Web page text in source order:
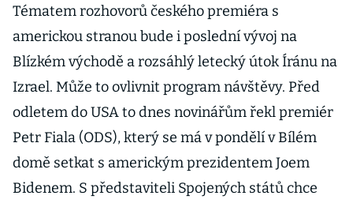
Tématem rozhovorů českého premiéra s
americkou stranou bude i poslední vývoj na
Blízkém východě a rozsáhlý letecký útok Íránu na
Izrael. Může to ovlivnit program návštěvy. Před
odletem do USA to dnes novinářům řekl premiér
Petr Fiala (ODS), který se má v pondělí v Bílém
domě setkat s americkým prezidentem Joem
Bidenem. S představiteli Spojených států chce